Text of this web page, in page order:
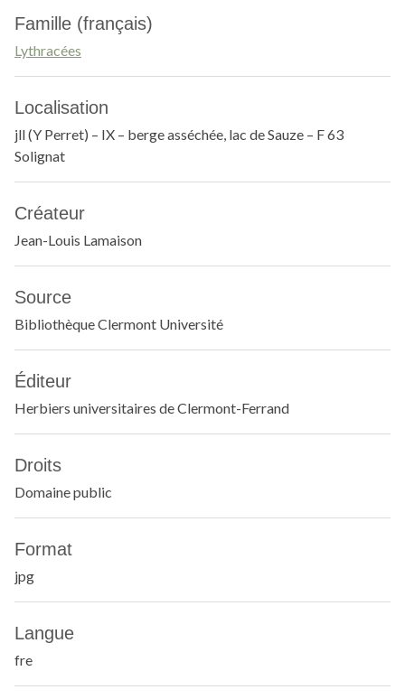
Famille (français)
Lythracées
Localisation
jll (Y Perret) – IX – berge asséchée, lac de Sauze – F 63
Solignat
Créateur
Jean-Louis Lamaison
Source
Bibliothèque Clermont Université
Éditeur
Herbiers universitaires de Clermont-Ferrand
Droits
Domaine public
Format
jpg
Langue
fre